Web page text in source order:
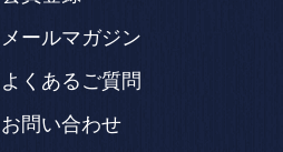
メールマガジン
よくあるご質問
お問い合わせ